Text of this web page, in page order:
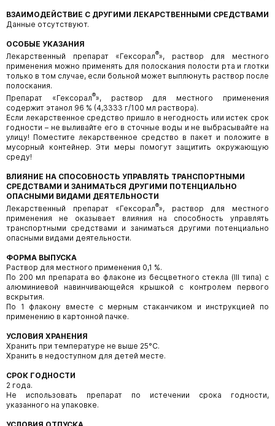
ВЗАИМОДЕЙСТВИЕ С ДРУГИМИ ЛЕКАРСТВЕННЫМИ СРЕДСТВАМИ
Данные отсутствуют.
ОСОБЫЕ УКАЗАНИЯ
Лекарственный препарат «Гексорал®», раствор для местного
применения можно применять для полоскания полости рта и глотки
только в том случае, если больной может выплюнуть раствор после
полоскания.
Препарат «Гексорал®», раствор для местного применения
содержит этанол 96 % (4,3333 г/100 мл раствора).
Если лекарственное средство пришло в негодность или истек срок
годности – не выливайте его в сточные воды и не выбрасывайте на
улицу! Поместите лекарственное средство в пакет и положите в
мусорный контейнер. Эти меры помогут защитить окружающую
среду!
ВЛИЯНИЕ НА СПОСОБНОСТЬ УПРАВЛЯТЬ ТРАНСПОРТНЫМИ
СРЕДСТВАМИ И ЗАНИМАТЬСЯ ДРУГИМИ ПОТЕНЦИАЛЬНО
ОПАСНЫМИ ВИДАМИ ДЕЯТЕЛЬНОСТИ
Лекарственный препарат «Гексорал®», раствор для местного
применения не оказывает влияния на способность управлять
транспортными средствами и заниматься другими потенциально
опасными видами деятельности.
ФОРМА ВЫПУСКА
Раствор для местного применения 0,1 %.
По 200 мл препарата во флаконе из бесцветного стекла (III типа) с
алюминиевой навинчивающейся крышкой с контролем первого
вскрытия.
По 1 флакону вместе с мерным стаканчиком и инструкцией по
применению в картонной пачке.
УСЛОВИЯ ХРАНЕНИЯ
Хранить при температуре не выше 25°С.
Хранить в недоступном для детей месте.
СРОК ГОДНОСТИ
2 года.
Не использовать препарат по истечении срока годности,
указанного на упаковке.